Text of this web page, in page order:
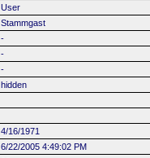
User
Stammgast
-
-
-
hidden
4/16/1971
6/22/2005 4:49:02 PM